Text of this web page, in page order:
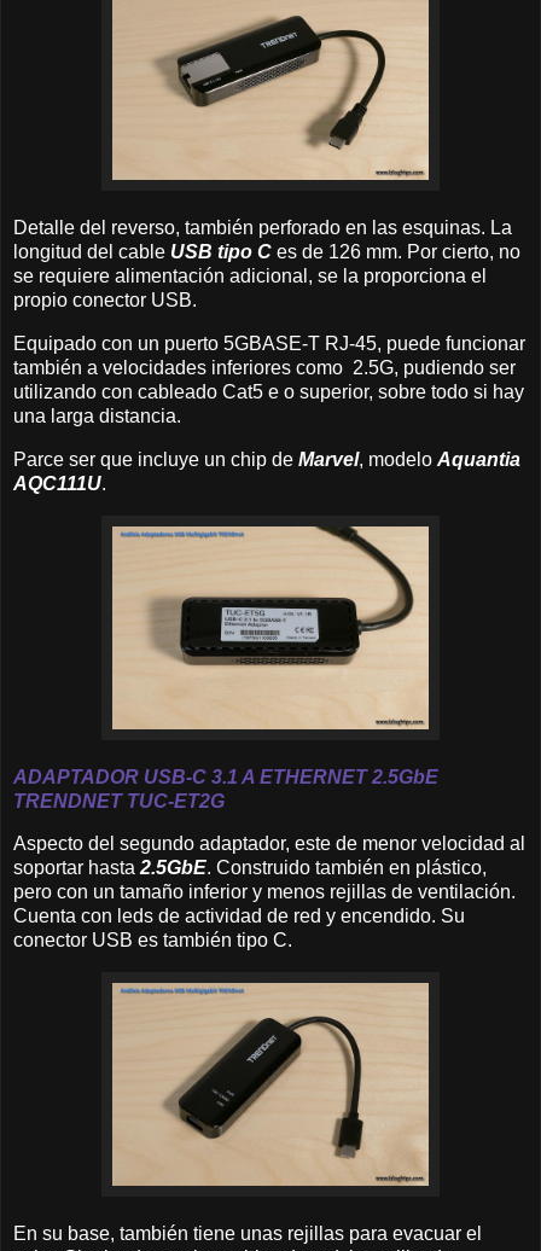
Detalle del reverso, también perforado en las esquinas. La
longitud del cable USB tipo C es de 126 mm. Por cierto, no
se requiere alimentación adicional, se la proporciona el
propio conector USB.
Equipado con un puerto 5GBASE-T RJ-45, puede funcionar
también a velocidades inferiores como 2.5G, pudiendo ser
utilizando con cableado Cat5 e o superior, sobre todo si hay
una larga distancia.
Parce ser que incluye un chip de Marvel, modelo Aquantia
AQC111U.
ADAPTADOR USB-C 3.1 A ETHERNET 2.5GbE
TRENDNETTUC-ET2G
Aspecto del segundo adaptador, este de menor velocidad al
soportar hasta2.5GbE. Construido también en plástico,
pero con un tamaño inferior y menos rejillas de ventilación.
Cuenta con leds de actividad de red y encendido. Su
conector USB es también tipo C.
En su base, también tiene unas rejillas para evacuar el